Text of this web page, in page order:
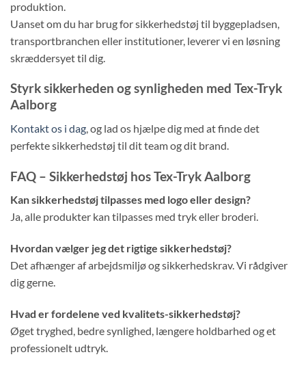
produktion.
Uanset om du har brug for sikkerhedstøj til byggepladsen,
transportbranchen eller institutioner, leverer vi en løsning
skræddersyet til dig.
Styrk sikkerheden og synligheden med Tex-Tryk
Aalborg
Kontakt os i dag, og lad os hjælpe dig med at finde det
perfekte sikkerhedstøj til dit team og dit brand.
FAQ – Sikkerhedstøj hos Tex-Tryk Aalborg
Kan sikkerhedstøj tilpasses med logo eller design?
Ja, alle produkter kan tilpasses med tryk eller broderi.
Hvordan vælger jeg det rigtige sikkerhedstøj?
Det afhænger af arbejdsmiljø og sikkerhedskrav. Vi rådgiver
dig gerne.
Hvad er fordelene ved kvalitets-sikkerhedstøj?
Øget tryghed, bedre synlighed, længere holdbarhed og et
professionelt udtryk.